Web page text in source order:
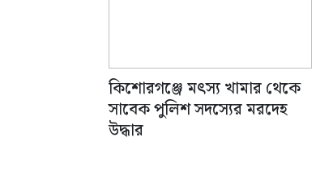
কিশোরগঞ্জে মৎস্য খামার থেকে
সাবেক পুলিশ সদস্যের মরদেহ
উদ্ধার